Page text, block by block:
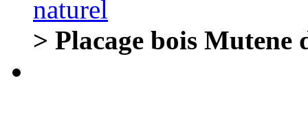
> Placage bois Mutene